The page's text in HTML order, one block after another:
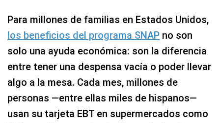
Para millones de familias en Estados Unidos,
los beneficios del programa SNAP no son
solo una ayuda económica: son la diferencia
entre tener una despensa vacía o poder llevar
algo a la mesa. Cada mes, millones de
personas —entre ellas miles de hispanos—
usan su tarjeta EBT en supermercados como